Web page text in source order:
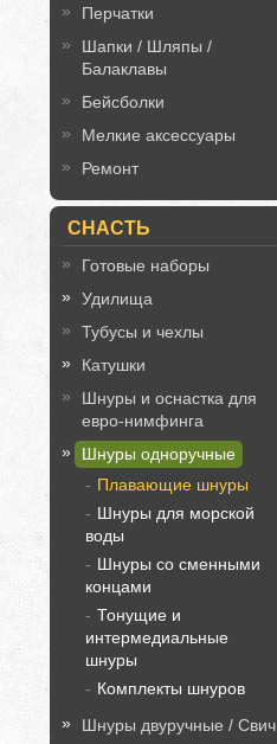
Перчатки
Шапки / Шляпы /
Балаклавы
Бейсболки
Мелкие аксессуары
Ремонт
СНАСТЬ
Готовые наборы
Удилища
Тубусы и чехлы
Катушки
Шнуры и оснастка для
евро-нимфинга
Шнуры одноручные
Плавающие шнуры
Шнуры для морской
воды
Шнуры со сменными
концами
Тонущие и
интермедиальные
шнуры
Комплекты шнуров
Шнуры двуручные / Свич